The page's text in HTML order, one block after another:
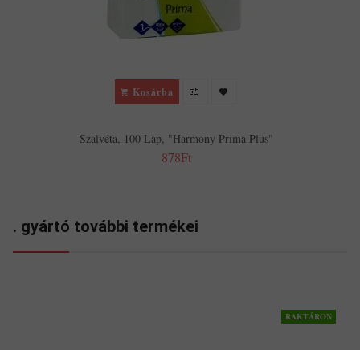
Kosárba
Szalvéta, 100 Lap, "Harmony Prima Plus"
878Ft
. gyártó további termékei
RAKTÁRON